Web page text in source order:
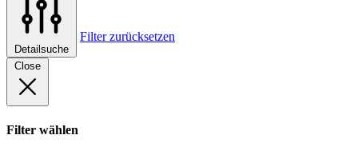
Detailsuche
Filter zurücksetzen
Close
Filter wählen